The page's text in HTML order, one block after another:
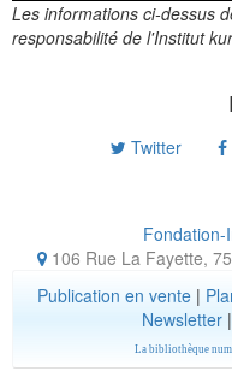
Les informations ci-dessus
responsabilité de l'Institut
Twitter
Fondation-
106 Rue La Fayette,
Publication en vente |
Newsletter|
La bibliothèque